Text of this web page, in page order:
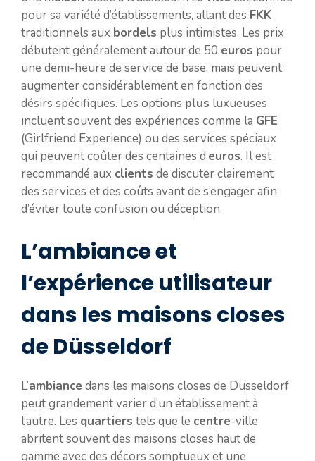
pour sa variété d’établissements, allant des FKK
traditionnels aux bordels plus intimistes. Les prix
débutent généralement autour de 50 euros pour
une demi-heure de service de base, mais peuvent
augmenter considérablement en fonction des
désirs spécifiques. Les options plus luxueuses
incluent souvent des expériences comme la GFE
(Girlfriend Experience) ou des services spéciaux
qui peuvent coûter des centaines d’euros. Il est
recommandé aux clients de discuter clairement
des services et des coûts avant de s’engager afin
d’éviter toute confusion ou déception.
L’ambiance et
l’expérience utilisateur
dans les maisons closes
de Düsseldorf
L’ambiance dans les maisons closes de Düsseldorf
peut grandement varier d’un établissement à
l’autre. Les quartiers tels que le centre-ville
abritent souvent des maisons closes haut de
gamme avec des décors somptueux et une